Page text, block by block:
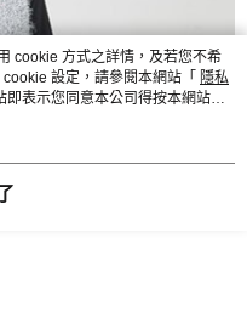
cookie 方式之詳情，及若您不希
設定，請參閱本網站「 隱私
即表示您同意本公司得按本網站使